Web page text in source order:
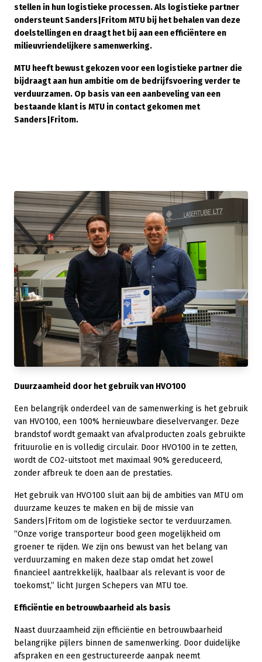
stellen in hun logistieke processen. Als logistieke partner
ondersteunt Sanders|Fritom MTU bij het behalen van deze
doelstellingen en draagt het bij aan een efficiëntere en
milieuvriendelijkere samenwerking.
MTU heeft bewust gekozen voor een logistieke partner die
bijdraagt aan hun ambitie om de bedrijfsvoering verder te
verduurzamen. Op basis van een aanbeveling van een
bestaande klant is MTU in contact gekomen met
Sanders|Fritom.
Duurzaamheid door het gebruik van HVO100
Een belangrijk onderdeel van de samenwerking is het gebruik
van HVO100, een 100% hernieuwbare dieselvervanger. Deze
brandstof wordt gemaakt van afvalproducten zoals gebruikte
frituurolie en is volledig circulair. Door HVO100 in te zetten,
wordt de CO2-uitstoot met maximaal 90% gereduceerd,
zonder afbreuk te doen aan de prestaties.
Het gebruik van HVO100 sluit aan bij de ambities van MTU om
duurzame keuzes te maken en bij de missie van
Sanders|Fritom om de logistieke sector te verduurzamen.
“Onze vorige transporteur bood geen mogelijkheid om
groener te rijden. We zijn ons bewust van het belang van
verduurzaming en maken deze stap omdat het zowel
financieel aantrekkelijk, haalbaar als relevant is voor de
toekomst,” licht Jurgen Schepers van MTU toe.
Efficiëntie en betrouwbaarheid als basis
Naast duurzaamheid zijn efficiëntie en betrouwbaarheid
belangrijke pijlers binnen de samenwerking. Door duidelijke
afspraken en een gestructureerde aanpak neemt